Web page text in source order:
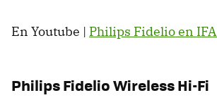
En Youtube | Philips Fidelio en IFA
Philips Fidelio Wireless Hi-Fi